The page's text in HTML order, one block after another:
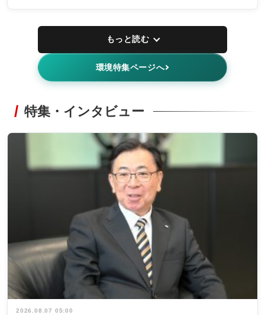
もっと読む
環境特集ページへ
特集・インタビュー
2026.08.07 05:00